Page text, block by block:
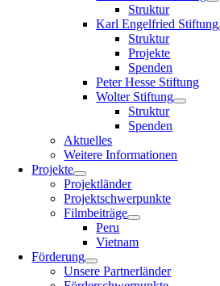
Struktur
Karl Engelfried Stiftung
Struktur
Projekte
Spenden
Peter Hesse Stiftung
Wolter Stiftung
Struktur
Spenden
Aktuelles
Weitere Informationen
Projekte
Projektländer
Projektschwerpunkte
Filmbeiträge
Peru
Vietnam
Förderung
Unsere Partnerländer